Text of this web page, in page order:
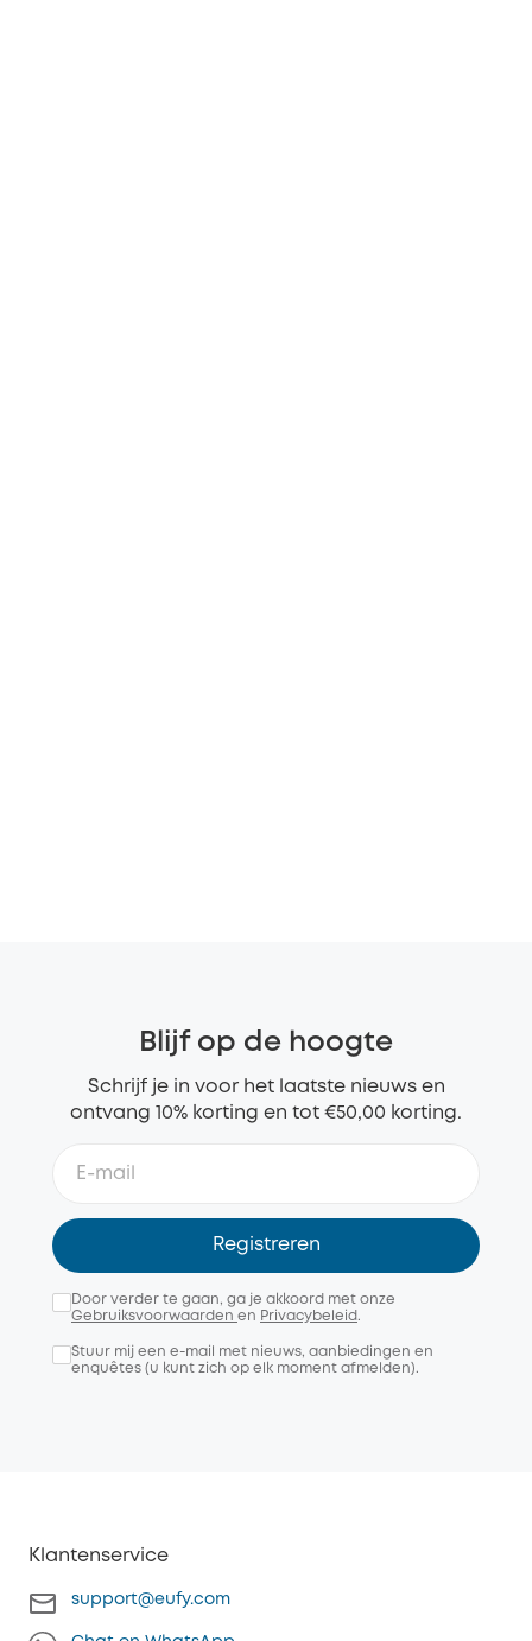
Blijf op de hoogte
Schrijf je in voor het laatste nieuws en
ontvang 10% korting en tot €50,00 korting.
Registreren
Door verder te gaan, ga je akkoord met onze
Gebruiksvoorwaarden en Privacybeleid.
Stuur mij een e-mail met nieuws, aanbiedingen en
enquêtes (u kunt zich op elk moment afmelden).
Klantenservice
support@eufy.com